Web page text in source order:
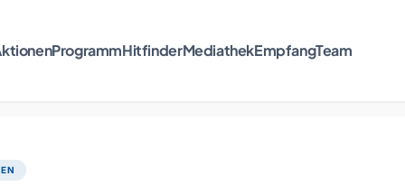
ProgrammHitfinderMediathekEmpfangTeam